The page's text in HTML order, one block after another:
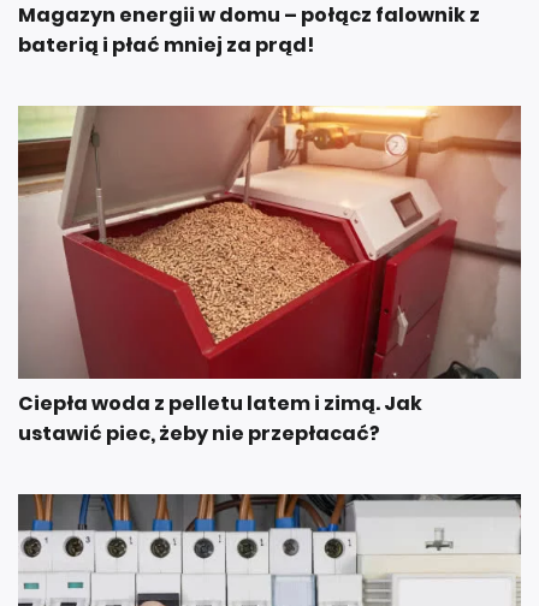
Magazyn energii w domu – połącz falownik z
baterią i płać mniej za prąd!
Ciepła woda z pelletu latem i zimą. Jak
ustawić piec, żeby nie przepłacać?